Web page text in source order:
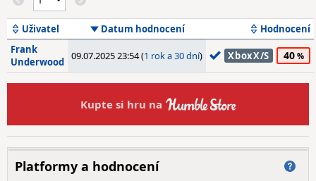
Uživatel Datum hodnocení
Hodnocení
Frank
Underwood 09.07.2025 23:54 (1 rok a 30 dní) XboxX/S 40
Kupte si hru na
Platformy a hodnocení